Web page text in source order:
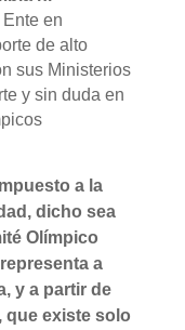
en
de alto
sus Ministerios
y sin duda en
a la
dicho sea
Olímpico
a
y a partir de
que existe solo